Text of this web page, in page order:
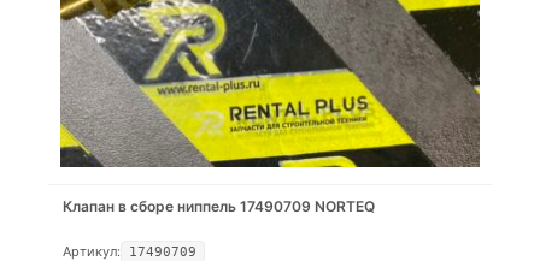
Клапан в сборе ниппель 17490709 NORTEQ
Артикул: 17490709